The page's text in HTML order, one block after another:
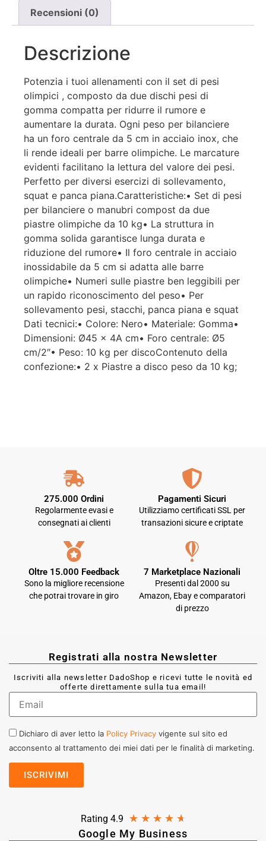
Recensioni (0)
Descrizione
Potenzia i tuoi allenamenti con il set di pesi
olimpici , composto da due dischi pesi di
gomma compatta per ridurre il rumore e
aumentare la durata. Ogni peso per bilanciere
ha un foro centrale da 5 cm in acciaio inox, che
li rende ideali per barre olimpiche. Le marcature
evidenti facilitano la lettura del valore dei pesi.
Perfetto per diversi esercizi di sollevamento,
squat e panca piana.Caratteristiche:• Set di pesi
per bilanciere o manubri compost da due
piastre olimpiche da 10 kg• La struttura in
gomma solida garantisce lunga durata e
riduzione del rumore• Il foro centrale in acciaio
inossidabile da 5 cm si adatta alle barre
olimpiche• Numeri sulle piastre ben leggibili per
un rapido riconoscimento del peso• Per
sollevamento pesi, stacchi, panca piana e squat
Dati tecnici:• Colore: Nero• Materiale: Gomma•
Dimensioni: Ø45 x 4A cm• Foro centrale: Ø5
cm/2″• Peso: 10 kg per discoContenuto della
confezione:• 2 x Piastre a disco peso da 10 kg;
275.000 Ordini
Regolarmente evasi e
consegnati ai clienti
Pagamenti Sicuri
Utilizziamo certificati SSL per
transazioni sicure e criptate
Oltre 15.000 Feedback
Sono la migliore recensione
che potrai trovare in giro
7 Marketplace Nazionali
Presenti dal 2000 su
Amazon, Ebay e comparatori
di prezzo
Registrati alla nostra Newsletter
Iscriviti alla newsletter DadoShop e ricevi tutte le novità ed
offerte direttamente sulla tua email!
Dichiaro di aver letto la Policy Privacy vigente sul sito ed
acconsento al trattamento dei miei dati per le finalità di marketing.
Rating 4.9 ★ ★ ★ ★ ★
Google My Business